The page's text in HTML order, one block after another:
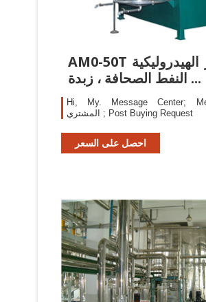
AM0-50T دليل صغير الهيدروليكية
النفط الصحافة ، زبدة ...
Hi, My. Message Center;
المشتري ; Post Buying Request
احصل على السعر